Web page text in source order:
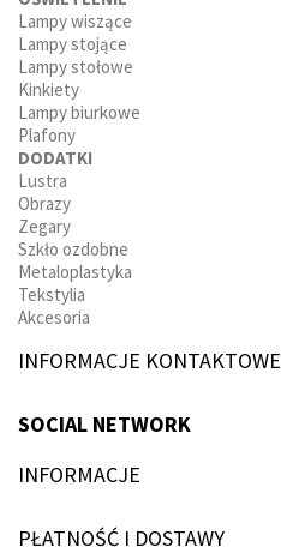
Lampy wiszące
Lampy stojące
Lampy stołowe
Kinkiety
Lampy biurkowe
Plafony
DODATKI
Lustra
Obrazy
Zegary
Szkło ozdobne
Metaloplastyka
Tekstylia
Akcesoria
INFORMACJE KONTAKTOWE
SOCIAL NETWORK
INFORMACJE
PŁATNOŚĆ I DOSTAWY